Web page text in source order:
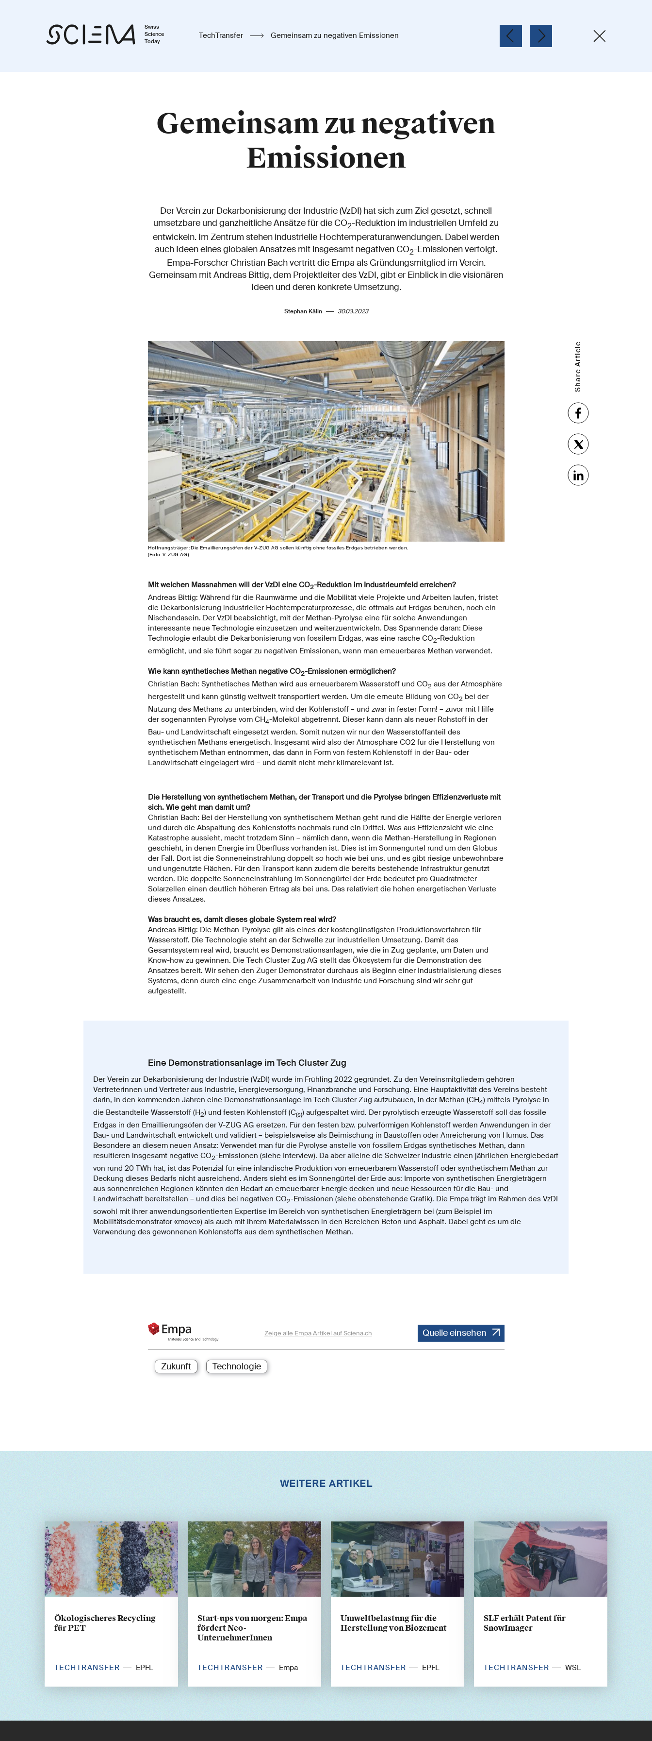
Swiss
Science
Today
TechTransfer Gemeinsam zu negativen Emissionen
Gemeinsam zu negativen
Emissionen
Der Verein zur Dekarbonisierung der Industrie (VzDI) hat sich zum Ziel gesetzt, schnell
umsetzbare und ganzheitliche Ansätze für die CO2-Reduktion im industriellen Umfeld zu
entwickeln. Im Zentrum stehen industrielle Hochtemperaturanwendungen. Dabei werden
auch Ideen eines globalen Ansatzes mit insgesamt negativen CO2-Emissionen verfolgt.
Empa-Forscher Christian Bach vertritt die Empa als Gründungsmitglied im Verein.
Gemeinsam mit Andreas Bittig, dem Projektleiter des VzDI, gibt er Einblick in die visionären
Ideen und deren konkrete Umsetzung.
Stephan Kälin 30.03.2023
Hoffnungsträger: Die Emaillierungsöfen der V-ZUG AG sollen künftig ohne fossiles Erdgas betrieben werden.
(Foto: V-ZUG AG)
Share Article
Mit welchen Massnahmen will der VzDI eine CO2-Reduktion im Industrieumfeld erreichen?
Andreas Bittig: Während für die Raumwärme und die Mobilität viele Projekte und Arbeiten laufen, fristet
die Dekarbonisierung industrieller Hochtemperaturprozesse, die oftmals auf Erdgas beruhen, noch ein
Nischendasein. Der VzDI beabsichtigt, mit der Methan-Pyrolyse eine für solche Anwendungen
interessante neue Technologie einzusetzen und weiterzuentwickeln. Das Spannende daran: Diese
Technologie erlaubt die Dekarbonisierung von fossilem Erdgas, was eine rasche CO2-Reduktion
ermöglicht, und sie führt sogar zu negativen Emissionen, wenn man erneuerbares Methan verwendet.
Wie kann synthetisches Methan negative CO2-Emissionen ermöglichen?
Christian Bach: Synthetisches Methan wird aus erneuerbarem Wasserstoff und CO2 aus der Atmosphäre
hergestellt und kann günstig weltweit transportiert werden. Um die erneute Bildung von CO2 bei der
Nutzung des Methans zu unterbinden, wird der Kohlenstoff – und zwar in fester Form! – zuvor mit Hilfe
der sogenannten Pyrolyse vom CH4-Molekül abgetrennt. Dieser kann dann als neuer Rohstoff in der
Bau- und Landwirtschaft eingesetzt werden. Somit nutzen wir nur den Wasserstoffanteil des
synthetischen Methans energetisch. Insgesamt wird also der Atmosphäre CO2 für die Herstellung von
synthetischem Methan entnommen, das dann in Form von festem Kohlenstoff in der Bau- oder
Landwirtschaft eingelagert wird – und damit nicht mehr klimarelevant ist.
Die Herstellung von synthetischem Methan, der Transport und die Pyrolyse bringen Effizienzverluste mit
sich. Wie geht man damit um?
Christian Bach: Bei der Herstellung von synthetischem Methan geht rund die Hälfte der Energie verloren
und durch die Abspaltung des Kohlenstoffs nochmals rund ein Drittel. Was aus Effizienzsicht wie eine
Katastrophe aussieht, macht trotzdem Sinn – nämlich dann, wenn die Methan-Herstellung in Regionen
geschieht, in denen Energie im Überfluss vorhanden ist. Dies ist im Sonnengürtel rund um den Globus
der Fall. Dort ist die Sonneneinstrahlung doppelt so hoch wie bei uns, und es gibt riesige unbewohnbare
und ungenutzte Flächen. Für den Transport kann zudem die bereits bestehende Infrastruktur genutzt
werden. Die doppelte Sonneneinstrahlung im Sonnengürtel der Erde bedeutet pro Quadratmeter
Solarzellen einen deutlich höheren Ertrag als bei uns. Das relativiert die hohen energetischen Verluste
dieses Ansatzes.
Was braucht es, damit dieses globale System real wird?
Andreas Bittig: Die Methan-Pyrolyse gilt als eines der kostengünstigsten Produktionsverfahren für
Wasserstoff. Die Technologie steht an der Schwelle zur industriellen Umsetzung. Damit das
Gesamtsystem real wird, braucht es Demonstrationsanlagen, wie die in Zug geplante, um Daten und
Know-how zu gewinnen. Die Tech Cluster Zug AG stellt das Ökosystem für die Demonstration des
Ansatzes bereit. Wir sehen den Zuger Demonstrator durchaus als Beginn einer Industrialisierung dieses
Systems, denn durch eine enge Zusammenarbeit von Industrie und Forschung sind wir sehr gut
aufgestellt.
Eine Demonstrationsanlage im Tech Cluster Zug
Der Verein zur Dekarbonisierung der Industrie (VzDI) wurde im Frühling 2022 gegründet. Zu den Vereinsmitgliedern gehören
Vertreterinnen und Vertreter aus Industrie, Energieversorgung, Finanzbranche und Forschung. Eine Hauptaktivität des Vereins besteht
darin, in den kommenden Jahren eine Demonstrationsanlage im Tech Cluster Zug aufzubauen, in der Methan (CH4) mittels Pyrolyse in
die Bestandteile Wasserstoff (H2) und festen Kohlenstoff (C(s)) aufgespaltet wird. Der pyrolytisch erzeugte Wasserstoff soll das fossile
Erdgas in den Emaillierungsöfen der V-ZUG AG ersetzen. Für den festen bzw. pulverförmigen Kohlenstoff werden Anwendungen in der
Bau- und Landwirtschaft entwickelt und validiert – beispielsweise als Beimischung in Baustoffen oder Anreicherung von Humus. Das
Besondere an diesem neuen Ansatz: Verwendet man für die Pyrolyse anstelle von fossilem Erdgas synthetisches Methan, dann
resultieren insgesamt negative CO2-Emissionen (siehe Interview). Da aber alleine die Schweizer Industrie einen jährlichen Energiebedarf
von rund 20 TWh hat, ist das Potenzial für eine inländische Produktion von erneuerbarem Wasserstoff oder synthetischem Methan zur
Deckung dieses Bedarfs nicht ausreichend. Anders sieht es im Sonnengürtel der Erde aus: Importe von synthetischen Energieträgern
aus sonnenreichen Regionen könnten den Bedarf an erneuerbarer Energie decken und neue Ressourcen für die Bau- und
Landwirtschaft bereitstellen – und dies bei negativen CO2-Emissionen (siehe obenstehende Grafik). Die Empa trägt im Rahmen des VzDI
sowohl mit ihrer anwendungsorientierten Expertise im Bereich von synthetischen Energieträgern bei (zum Beispiel im
Mobilitätsdemonstrator «move») als auch mit ihrem Materialwissen in den Bereichen Beton und Asphalt. Dabei geht es um die
Verwendung des gewonnenen Kohlenstoffs aus dem synthetischen Methan.
Zeige alle Empa Artikel auf Sciena.ch Quelle einsehen
Zukunft Technologie
WEITERE ARTIKEL
Ökologischeres Recycling
für PET
TECHTRANSFER EPFL
Start-ups von morgen: Empa
fördert Neo-
UnternehmerInnen
TECHTRANSFER Empa
Umweltbelastung für die
Herstellung von Biozement
TECHTRANSFER EPFL
SLF erhält Patent für
SnowImager
TECHTRANSFER WSL